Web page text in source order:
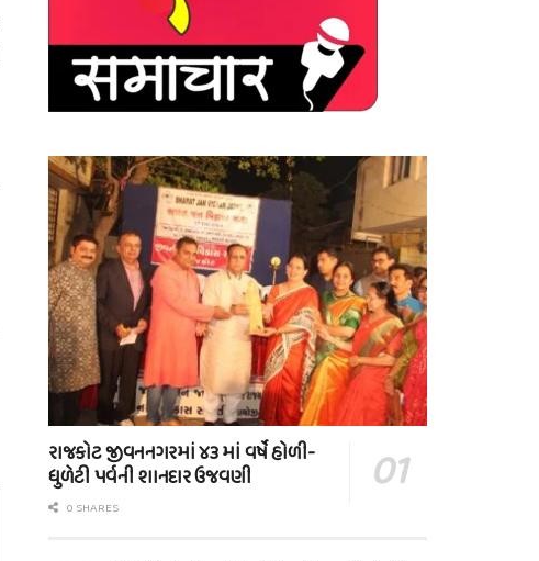
રાજકોટ જીવનનગરમાં ૪૩ માં વર્ષે હોળી-
ધુળેટી પર્વની શાનદાર ઉજવણી
0 SHARES